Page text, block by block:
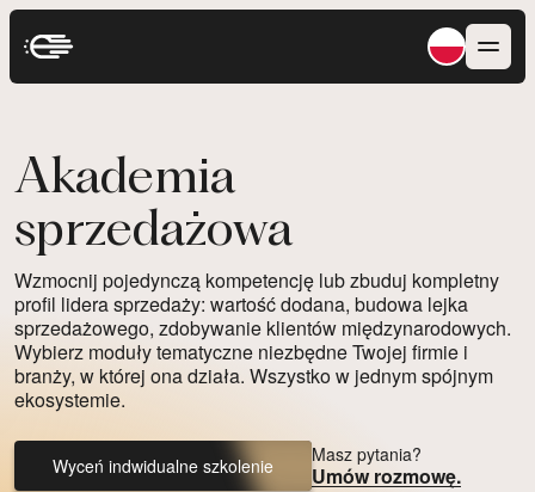
Akademia
sprzedażowa
Wzmocnij pojedynczą kompetencję lub zbuduj kompletny
profil lidera sprzedaży: wartość dodana, budowa lejka
sprzedażowego, zdobywanie klientów międzynarodowych.
Wybierz moduły tematyczne niezbędne Twojej firmie i
branży, w której ona działa. Wszystko w jednym spójnym
ekosystemie.
Wyceń indwidualne szkolenie Masz pytania?
Umów rozmowę.